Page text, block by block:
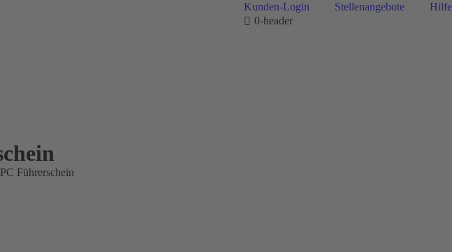
Kunden-Login Stellenangebote
Hilfe
0-header
PC Führerschein